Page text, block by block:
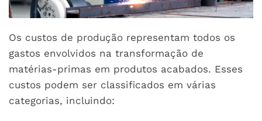
Os custos de produção representam todos os
gastos envolvidos na transformação de
matérias-primas em produtos acabados. Esses
custos podem ser classificados em várias
categorias, incluindo: